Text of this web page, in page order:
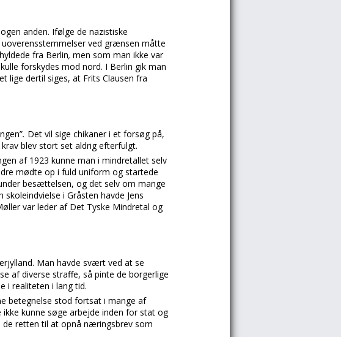
anden. Ifølge de nazistiske
ved grænsen måtte
fra Berlin, men som man ikke var
forskydes mod nord. I Berlin gik man
lige dertil siges, at Frits Clausen fra
. Det vil sige chikaner i et forsøg på,
blev stort set aldrig efterfulgt.
af 1923 kunne man i mindretallet selv
mødte op i fuld uniform og startede
besættelsen, og det selv om mange
i Gråsten havde Jens
var leder af Det Tyske Mindretal og
Man havde svært ved at se
af diverse straffe, så pinte de borgerlige
i realiteten i lang tid.
betegnelse stod fortsat i mange af
kunne søge arbejde inden for stat og
de retten til at opnå næringsbrev som